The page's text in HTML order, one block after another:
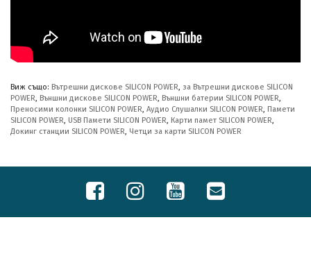
Виж също: Вътрешни дискове SILICON POWER, за Вътрешни дискове SILICON
POWER, Външни дискове SILICON POWER, Външни батерии SILICON POWER,
Преносими колонки SILICON POWER, Аудио Слушалки SILICON POWER, Памети
SILICON POWER, USB Памети SILICON POWER, Карти памет SILICON POWER,
Докинг станции SILICON POWER, Четци за карти SILICON POWER